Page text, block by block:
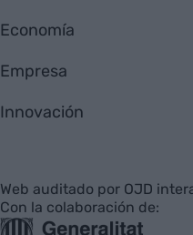
Economía
Empresa
Innovación
Web auditado por OJD
Con la colaboración de: